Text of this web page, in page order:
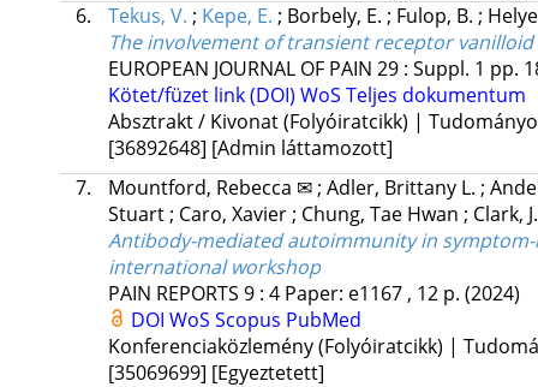
6.
Tekus, V. ; Kepe, E. ; Borbely, E. ; Fulop, B. ;
The involvement of transient receptor
EUROPEAN JOURNAL OF PAIN 29: Suppl. 1 pp.
Kötet/füzet link (DOI) WoS Teljes dokumentum
Absztrakt / Kivonat (Folyóiratcikk) |
[36892648] [Admin láttamozott]
7.
Mountford, Rebecca ✉ ; Adler, Brittany L. ;
Stuart ; Caro, Xavier ; Chung, Tae Hwan ; Clark,
Antibody-mediated autoimmunity in
international workshop
PAIN REPORTS 9: 4 Paper: e1167 , 12 p. (2024)
DOI WoS Scopus PubMed
Konferenciaközlemény (Folyóiratcikk) |
[35069699] [Egyeztetett]